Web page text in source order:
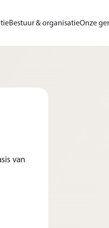
Bestuur & organisatieOnze
van